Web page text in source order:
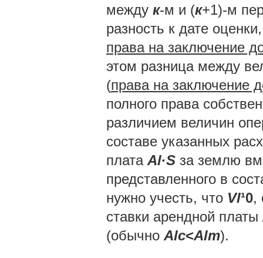
между к-м и (к+1)-м
разность к дате
права на заключение
этом разница между
(права на заключение
полного права
различием величин
составе указанных
плата Al·Sза землю
представленного в
нужно учесть, что Vl¹0,
ставки арендной платы
(обычно Alc<Alm).